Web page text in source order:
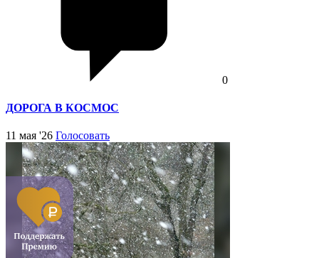
0
ДОРОГА В КОСМОС
11 мая '26 Голосовать